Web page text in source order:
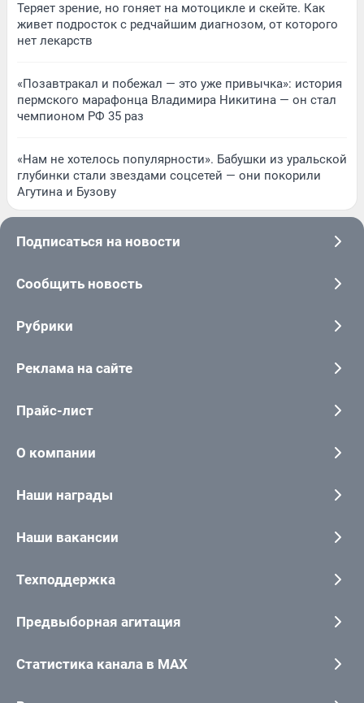
Теряет зрение, но гоняет на мотоцикле и скейте. Как
живет подросток с редчайшим диагнозом, от которого
нет лекарств
«Позавтракал и побежал — это уже привычка»: история
пермского марафонца Владимира Никитина — он стал
чемпионом РФ 35 раз
«Нам не хотелось популярности». Бабушки из уральской
глубинки стали звездами соцсетей — они покорили
Агутина и Бузову
Подписаться на новости
Сообщить новость
Рубрики
Реклама на сайте
Прайс-лист
О компании
Наши награды
Наши вакансии
Техподдержка
Предвыборная агитация
Статистика канала в MAX